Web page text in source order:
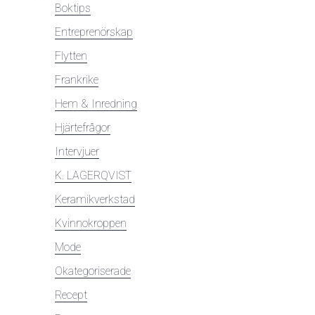
Boktips
Entreprenörskap
Flytten
Frankrike
Hem & Inredning
Hjärtefrågor
Intervjuer
K. LAGERQVIST
Keramikverkstad
Kvinnokroppen
Mode
Okategoriserade
Recept